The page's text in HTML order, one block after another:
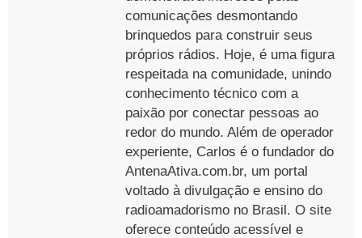
comunicações desmontando
brinquedos para construir seus
próprios rádios. Hoje, é uma figura
respeitada na comunidade, unindo
conhecimento técnico com a
paixão por conectar pessoas ao
redor do mundo. Além de operador
experiente, Carlos é o fundador do
AntenaAtiva.com.br, um portal
voltado à divulgação e ensino do
radioamadorismo no Brasil. O site
oferece conteúdo acessível e